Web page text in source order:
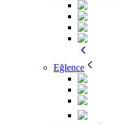
Eğlence